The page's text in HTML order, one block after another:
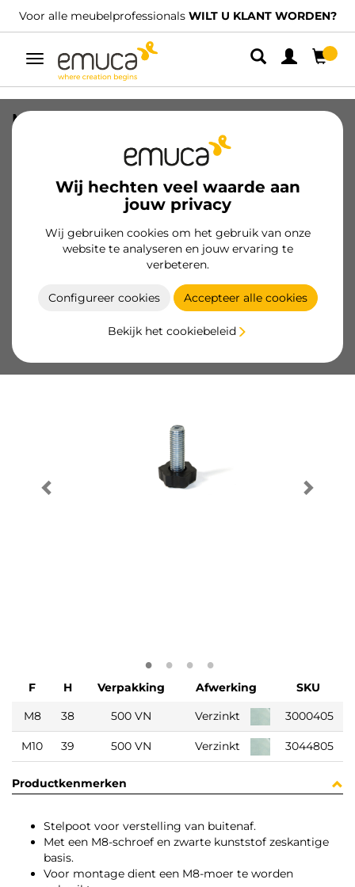
Voor alle meubelprofessionals WILT U KLANT WORDEN?
Umschaltbare
Navigation
Wij hechten veel waarde aan
jouw privacy
Wij gebruiken cookies om het gebruik van onze
website te analyseren en jouw ervaring te
verbeteren.
Configureer cookies Accepteer alle cookies
Bekijk het cookiebeleid
M8 Zeskant Meubelniveller, H 38mm,
Staal en Plastic, Verzinkt
Essentiële producten
Klant worden
Productspecificatie
F H Verpakking Afwerking
SKU
M8
38 500 VN Verzinkt 3000405
M10 39 500 VN Verzinkt 3044805
Productkenmerken
Stelpoot voor verstelling van buitenaf.
Met een M8-schroef en zwarte kunststof zeskantige
basis.
Voor montage dient een M8-moer te worden